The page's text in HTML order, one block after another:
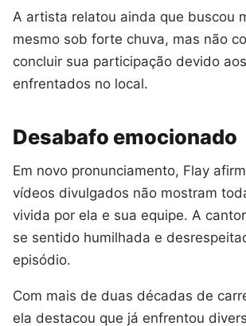
A artista relatou ainda que buscou
mesmo sob forte chuva, mas não
concluir sua participação devido
enfrentados no local.
Desabafo emocionado
Em novo pronunciamento, Flay
vídeos divulgados não mostram
vivida por ela e sua equipe. A
se sentido humilhada e
episódio.
Com mais de duas décadas de
ela destacou que já enfrentou